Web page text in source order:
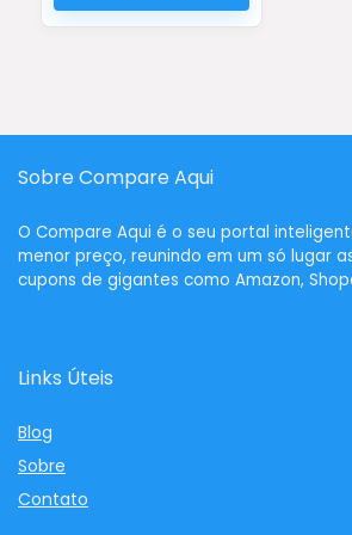
Sobre Compare Aqui
O Compare Aqui é o seu portal
menor preço, reunindo em um só lugar
cupons de gigantes como Amazon,
Links Úteis
Blog
Sobre
Contato